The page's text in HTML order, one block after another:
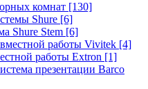
комнат [130]
Shure [6]
Shure Stem [6]
работы Vivitek [4]
работы Extron [1]
презентации Barco